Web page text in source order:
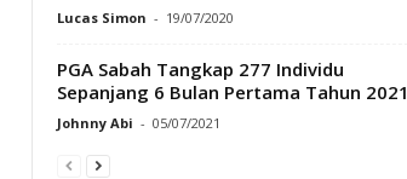
Lucas Simon - 19/07/2020
PGA Sabah Tangkap 277 Individu
Sepanjang 6 Bulan Pertama Tahun 2021
Johnny Abi - 05/07/2021